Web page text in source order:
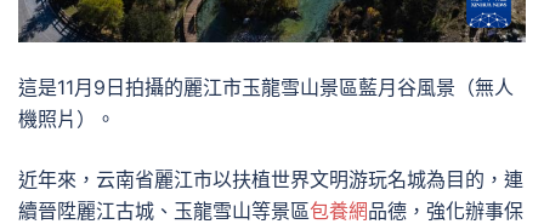
這是11月9日拍攝的麗江市玉龍雪山景區藍月谷風景（無人
機照片）。
近年來，云南省麗江市以扶植世界文明游玩名城為目的，連
續晉陞麗江古城、玉龍雪山等景區包養網品德，強化辦事保